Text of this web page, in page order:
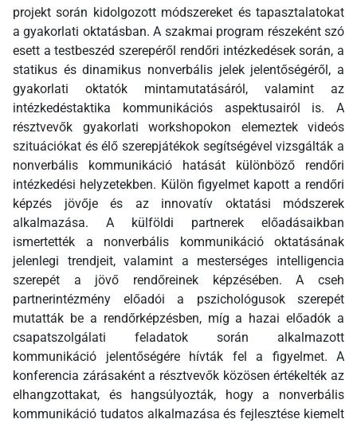
projekt során kidolgozott módszereket és tapasztalatokat
a gyakorlati oktatásban. A szakmai program részeként szó
esett a testbeszéd szerepéről rendőri intézkedések során, a
statikus és dinamikus nonverbális jelek jelentőségéről, a
gyakorlati oktatók mintamutatásáról, valamint az
intézkedéstaktika kommunikációs aspektusairól is. A
résztvevők gyakorlati workshopokon elemeztek videós
szituációkat és élő szerepjátékok segítségével vizsgálták a
nonverbális kommunikáció hatását különböző rendőri
intézkedési helyzetekben. Külön figyelmet kapott a rendőri
képzés jövője és az innovatív oktatási módszerek
alkalmazása. A külföldi partnerek előadásaikban
ismertették a nonverbális kommunikáció oktatásának
jelenlegi trendjeit, valamint a mesterséges intelligencia
szerepét a jövő rendőreinek képzésében. A cseh
partnerintézmény előadói a pszichológusok szerepét
mutatták be a rendőrképzésben, míg a hazai előadók a
csapatszolgálati feladatok során alkalmazott
kommunikáció jelentőségére hívták fel a figyelmet. A
konferencia zárásaként a résztvevők közösen értékelték az
elhangzottakat, és hangsúlyozták, hogy a nonverbális
kommunikáció tudatos alkalmazása és fejlesztése kiemelt